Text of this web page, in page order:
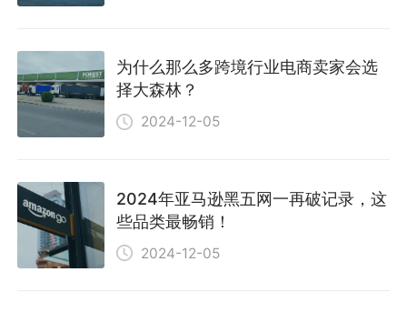
为什么那么多跨境行业电商卖家会选
择大森林？
2024-12-05
2024年亚马逊黑五网一再破记录，这
些品类最畅销！
2024-12-05